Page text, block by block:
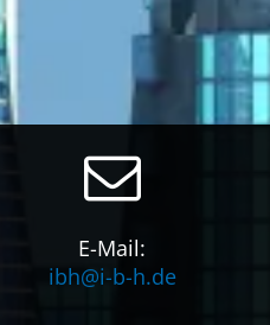
E-Mail:
ibh@i-b-h.de